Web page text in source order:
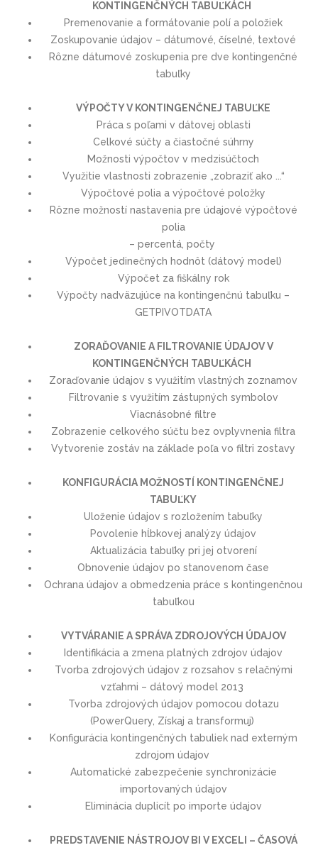
KONTINGENČNÝCH TABUĽKÁCH
Premenovanie a formátovanie polí a položiek
Zoskupovanie údajov – dátumové, číselné, textové
Rôzne dátumové zoskupenia pre dve kontingenčné
tabuľky
VÝPOČTY V KONTINGENČNEJ TABUĽKE
Práca s poľami v dátovej oblasti
Celkové súčty a čiastočné súhrny
Možnosti výpočtov v medzisúčtoch
Využitie vlastnosti zobrazenie „zobraziť ako ...“
Výpočtové polia a výpočtové položky
Rôzne možností nastavenia pre údajové výpočtové
polia
– percentá, počty
Výpočet jedinečných hodnôt (dátový model)
Výpočet za fiškálny rok
Výpočty nadväzujúce na kontingenčnú tabuľku –
GETPIVOTDATA
ZORAĎOVANIE A FILTROVANIE ÚDAJOV V
KONTINGENČNÝCH TABUĽKÁCH
Zoraďovanie údajov s využitím vlastných zoznamov
Filtrovanie s využitím zástupných symbolov
Viacnásobné filtre
Zobrazenie celkového súčtu bez ovplyvnenia filtra
Vytvorenie zostáv na základe poľa vo filtri zostavy
KONFIGURÁCIA MOŽNOSTÍ KONTINGENČNEJ
TABUĽKY
Uloženie údajov s rozložením tabuľky
Povolenie hĺbkovej analýzy údajov
Aktualizácia tabuľky pri jej otvorení
Obnovenie údajov po stanovenom čase
Ochrana údajov a obmedzenia práce s kontingenčnou
tabuľkou
VYTVÁRANIE A SPRÁVA ZDROJOVÝCH ÚDAJOV
Identifikácia a zmena platných zdrojov údajov
Tvorba zdrojových údajov z rozsahov s relačnými
vzťahmi – dátový model 2013
Tvorba zdrojových údajov pomocou dotazu
(PowerQuery, Získaj a transformuj)
Konfigurácia kontingenčných tabuliek nad externým
zdrojom údajov
Automatické zabezpečenie synchronizácie
importovaných údajov
Eliminácia duplicít po importe údajov
PREDSTAVENIE NÁSTROJOV BI V EXCELI – ČASOVÁ